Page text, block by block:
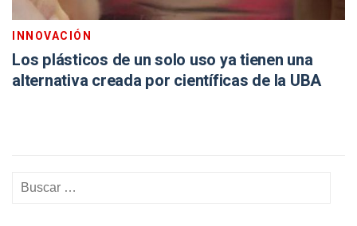
INNOVACIÓN
Los plásticos de un solo uso ya tienen una
alternativa creada por científicas de la UBA